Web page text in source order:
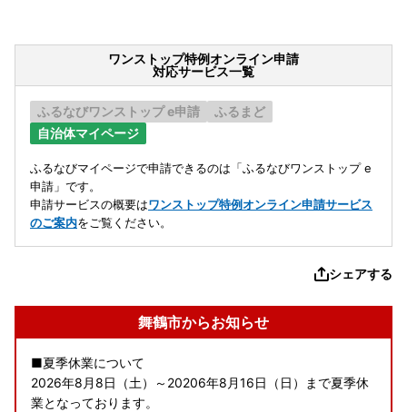
ワンストップ特例オンライン申請
対応サービス一覧
ふるなびワンストップ e申請
ふるまど
自治体マイページ
ふるなびマイページで申請できるのは「ふるなびワンストップ e
申請」です。
申請サービスの概要はワンストップ特例オンライン申請サービス
のご案内をご覧ください。
シェアする
舞鶴市からお知らせ
■夏季休業について
2026年8月8日（土）～20206年8月16日（日）まで夏季休
業となっております。